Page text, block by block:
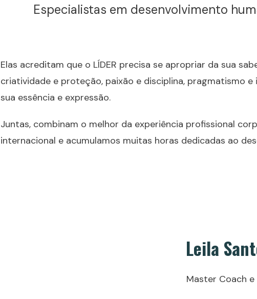
Especialistas em desenvolvimento
Elas acreditam que o LÍDER precisa se apropriar da sua
criatividade e proteção, paixão e disciplina, pragmatismo
sua essência e expressão.
Juntas, combinam o melhor da experiência profissional
internacional e acumulamos muitas horas dedicadas ao
Leila
Master Coach